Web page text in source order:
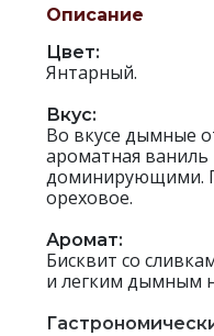
Описание
Цвет:
Янтарный.
Вкус:
Во вкусе дымные
ароматная ваниль
доминирующими.
ореховое.
Аромат:
Бисквит со
и легким дымным